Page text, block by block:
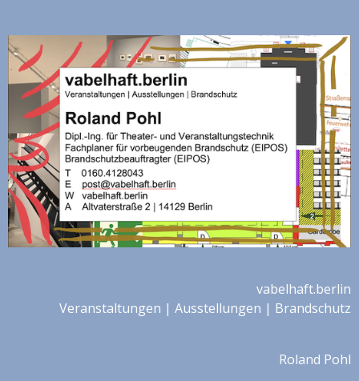
vabelhaft.berlin
Veranstaltungen | Ausstellungen | Brandschutz
Roland Pohl